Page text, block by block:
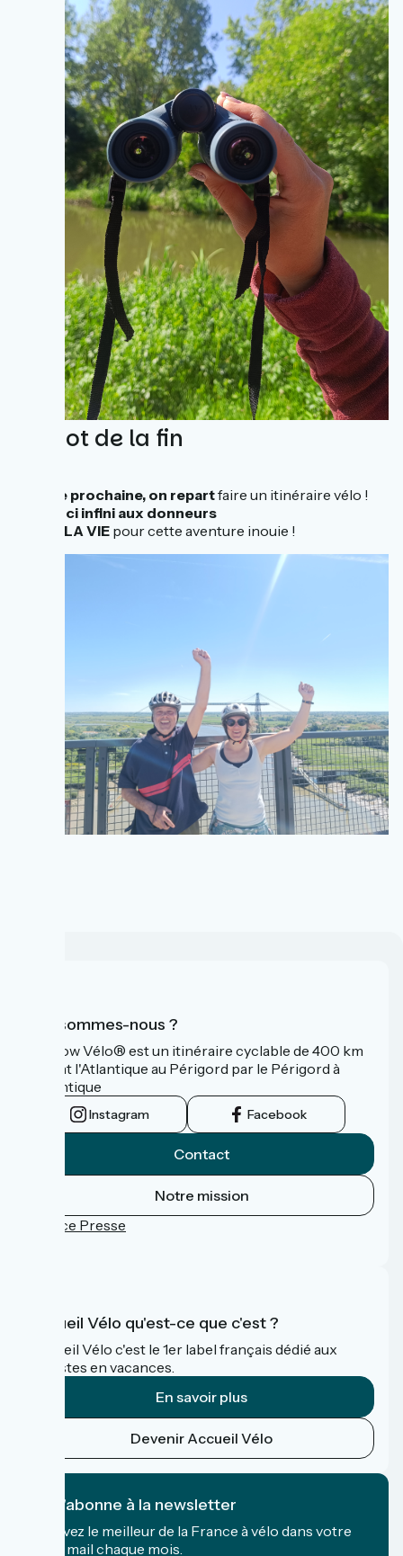
Le mot de la fin
L’année prochaine, on repartfaire un itinéraire vélo !
merci infini aux donneurs
MERCI LA VIE pour cette aventure inouie !
Qui sommes-nous ?
La Flow Vélo® est un itinéraire cyclable de 400 km
reliant l'Atlantique au Périgord par le Périgord à
l’Atlantique
Instagram Facebook
Contact
Notre mission
Espace Presse
Accueil Vélo qu'est-ce que c'est ?
Accueil Vélo c'est le 1er label français dédié aux
cyclistes en vacances.
En savoir plus
Devenir Accueil Vélo
Je m'abonne à la newsletter
Recevez le meilleur de la France à vélo dans votre
boîte mail chaque mois.